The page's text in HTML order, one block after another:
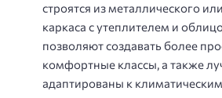
строятся из металлического
каркаса с утеплителем и
позволяют создавать более
комфортные классы, а также
адаптированы к